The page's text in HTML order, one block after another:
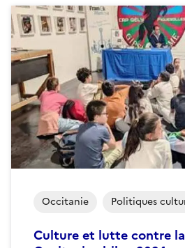
Culture et lutte contre
Occitanie Politiques